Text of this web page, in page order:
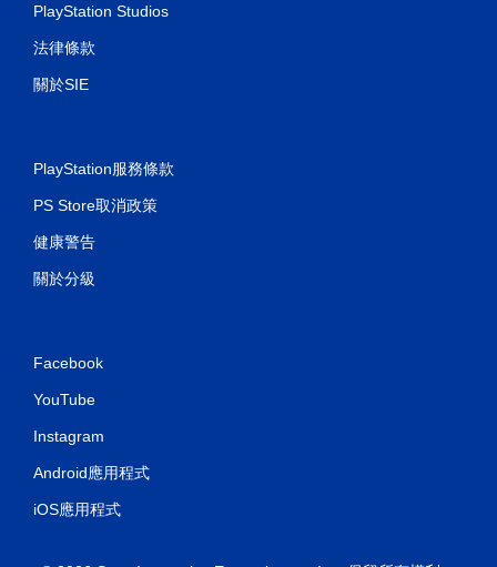
PlayStation Studios
法律條款
關於SIE
PlayStation服務條款
PS Store取消政策
健康警告
關於分級
Facebook
YouTube
Instagram
Android應用程式
iOS應用程式